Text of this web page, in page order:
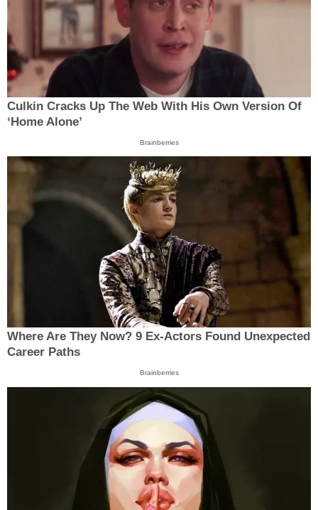
Culkin Cracks Up The Web With His Own Version Of
‘Home Alone’
Brainberries
Where Are They Now? 9 Ex-Actors Found Unexpected
Career Paths
Brainberries